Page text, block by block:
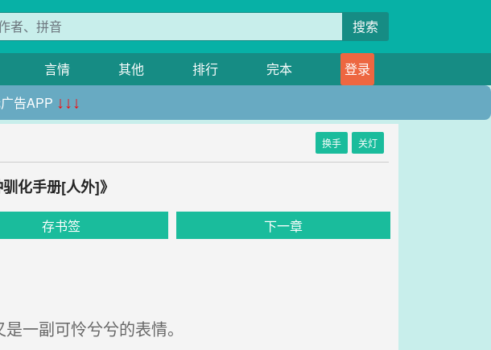
搜索
言情 其他 排行 完本
登录
告APP ↓↓↓
换手 关灯
化手册[人外]》
存书签 下一章
一副可怜兮兮的表情。